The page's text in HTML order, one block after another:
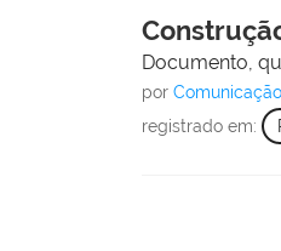
Documento,
por
registrado em: